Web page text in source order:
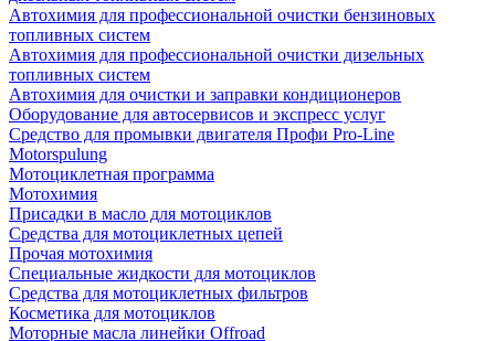
Автохимия для профессиональной очистки бензиновых
топливных систем
Автохимия для профессиональной очистки дизельных
топливных систем
Автохимия для очистки и заправки кондиционеров
Оборудование для автосервисов и экспресс услуг
Средство для промывки двигателя Профи Pro-Line
Motorspulung
Мотоциклетная программа
Мотохимия
Присадки в масло для мотоциклов
Средства для мотоциклетных цепей
Прочая мотохимия
Специальные жидкости для мотоциклов
Средства для мотоциклетных фильтров
Косметика для мотоциклов
Моторные масла линейки Offroad